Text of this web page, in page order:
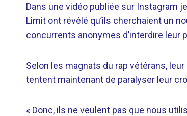
Dans une vidéo publiée sur Instagram
Limit ont révélé qu’ils cherchaient un
concurrents anonymes d’interdire leur
Selon les magnats du rap vétérans,
tentent maintenant de paralyser leur
« Donc, ils ne veulent pas que nous